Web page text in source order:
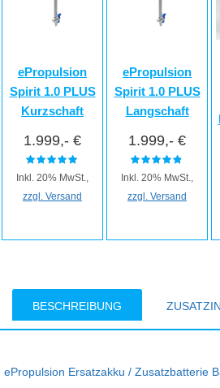
ePropulsion
Spirit 1.0 PLUS
Kurzschaft
1.999,- €
Inkl. 20% MwSt.,
zzgl. Versand
ePropulsion
Spirit 1.0 PLUS
Langschaft
1.999,- €
Inkl. 20% MwSt.,
zzgl. Versand
BESCHREIBUNG
ePropulsion Ersatzakku / Zusatzbatterie